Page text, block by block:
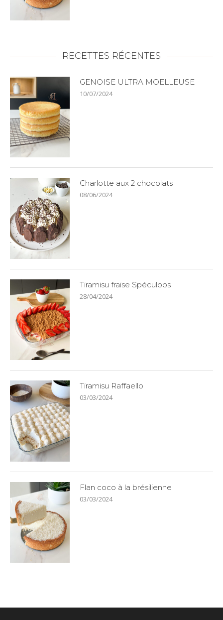
RECETTES RÉCENTES
GENOISE ULTRA MOELLEUSE
10/07/2024
Charlotte aux 2 chocolats
08/06/2024
Tiramisu fraise Spéculoos
28/04/2024
Tiramisu Raffaello
03/03/2024
Flan coco à la brésilienne
03/03/2024